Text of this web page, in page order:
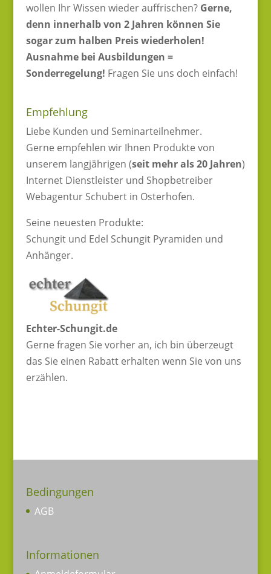
wollen Ihr Wissen wieder auffrischen? Gerne,
denn innerhalb von 2 Jahren können Sie
sogar zum halben Preis wiederholen!
Ausnahme bei Ausbildungen =
Sonderregelung! Fragen Sie uns doch einfach!
Empfehlung
Liebe Kunden und Seminarteilnehmer.
Gerne empfehlen wir Ihnen Produkte von
unserem langjährigen (seit mehr als 20 Jahren)
Internet Dienstleister und Shopbetreiber
Webagentur Schubert in Osterhofen.
Seine neuesten Produkte:
Schungit und Edel Schungit Pyramiden und
Anhänger.
Echter-Schungit.de
Gerne fragen Sie vorher an, ich bin überzeugt
das Sie einen Rabatt erhalten wenn Sie von uns
erzählen.
Bedingungen
AGB
Informationen